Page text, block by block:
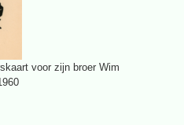
voor zijn broer Wim